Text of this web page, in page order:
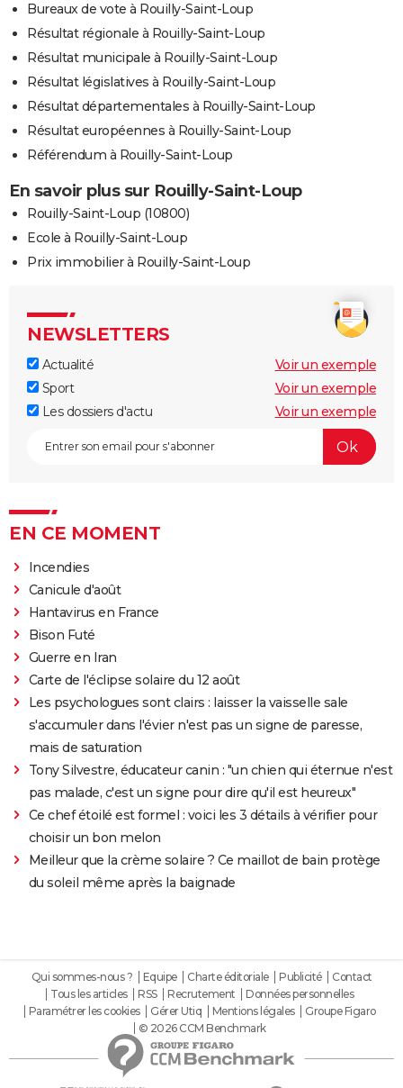
Bureaux de vote à Rouilly-Saint-Loup
Résultat régionale à Rouilly-Saint-Loup
Résultat municipale à Rouilly-Saint-Loup
Résultat législatives à Rouilly-Saint-Loup
Résultat départementales à Rouilly-Saint-Loup
Résultat européennes à Rouilly-Saint-Loup
Référendum à Rouilly-Saint-Loup
En savoir plus sur Rouilly-Saint-Loup
Rouilly-Saint-Loup (10800)
Ecole à Rouilly-Saint-Loup
Prix immobilier à Rouilly-Saint-Loup
NEWSLETTERS
Actualité
Voir un exemple
Sport
Voir un exemple
Les dossiers d'actu
Voir un exemple
EN CE MOMENT
Incendies
Canicule d'août
Hantavirus en France
Bison Futé
Guerre en Iran
Carte de l'éclipse solaire du 12 août
Les psychologues sont clairs : laisser la vaisselle sale
s'accumuler dans l'évier n'est pas un signe de paresse,
mais de saturation
Tony Silvestre, éducateur canin : "un chien qui éternue n'est
pas malade, c'est un signe pour dire qu'il est heureux"
Ce chef étoilé est formel : voici les 3 détails à vérifier pour
choisir un bon melon
Meilleur que la crème solaire ? Ce maillot de bain protège
du soleil même après la baignade
Qui sommes-nous ? Equipe Charte éditoriale Publicité
Contact
Tous les articles
RSS Recrutement
Données personnelles
Paramétrer les cookies
Gérer Utiq Mentions légales
Groupe Figaro
© 2026 CCM Benchmark